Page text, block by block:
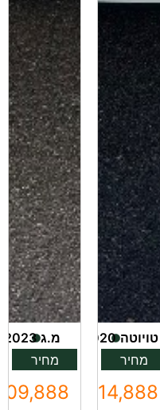
טויוטה 2020
מחיר
₪114,888
מ.ג 2023
מחיר